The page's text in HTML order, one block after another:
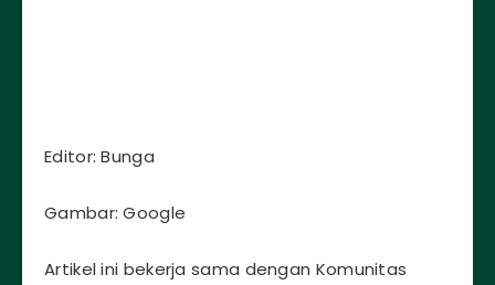
Editor: Bunga
Gambar: Google
Artikel ini bekerja sama dengan Komunitas